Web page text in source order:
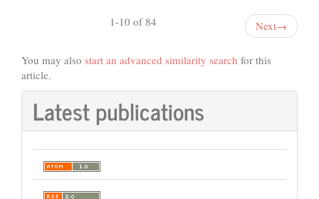
1-10 of 84 Next→
You may also start an advanced similarity search for this
article.
Latest publications